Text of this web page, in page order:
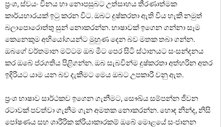
ප්‍රංශ, ස්වයං විනය හා නොපසුබට උත්සාහය තීරණාත්මක
කාර්යභාරයක් ඉටු කරන විට. ඔබට දුෂ්කරතා ඇති විය හැකි නමුත්
බලාපොරොත්තු සුන් නොකරන්න. භාෂාවක් ඉගෙන ගන්නා සෑම
කෙනෙකුම අභියෝගයන්ට මුහුණ දෙන බව මතක තබා ගන්න.
ඔබගේ වර්තමාන මට්ටම ඔබ මීට පෙර සිටි ස්ථානයට සංසන්දනය
කර ඔබේ ප්රගතිය පිළිගන්න. ඔබ සැබවින්ම දුෂ්කරතා අත්හරින අතර
ඉදිරියට යාම යන බව දැකීමට මෙය ඔබට උපකාරී වනු ඇත.
ප්‍රංශ භාෂාව සාර්ථකව ඉගෙන ගැනීමට, සෞඛ්ය සම්පන්න ජීවන
රටාවක් පවත්වා ගැනීම ගැන අමතක නොකරන්න. හොඳ නින්ද, නිසි
පෝෂණය සහ ශාරීරික ක්රියාකාරකම් ඔබේ මොළයේ සංජානන